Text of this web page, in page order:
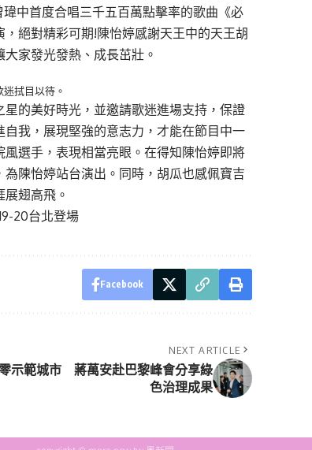
中首度合唱三千五百萬點擊率的歌曲《必
絕對精彩可期!陳怡婷感謝天王中的天王胡
家發光發熱、成長茁壯。
拭目以待。
的美好時光，並邀請歌迷進場支持，保證
我，展現堅強的意志力，才能在節目中一
選手，表現相當亮眼。在得知陳怡婷即將
陳怡婷站台演出。同時，胡瓜也感佩寶吉
翅高飛。
20台北登場
Facebook
NEXT ARTICLE
示範城市 蔣萬安赴巴黎峰會分享綠
色治理成果